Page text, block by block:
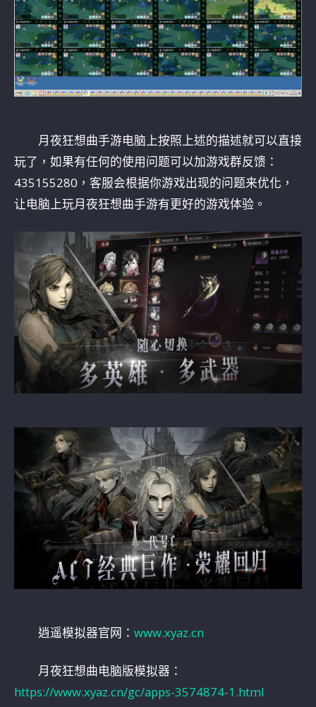
月夜狂想曲手游电脑上按照上述的描述就可以直接
玩了，如果有任何的使用问题可以加游戏群反馈：
435155280，客服会根据你游戏出现的问题来优化，
让电脑上玩月夜狂想曲手游有更好的游戏体验。
逍遥模拟器官网： www.xyaz.cn
月夜狂想曲电脑版模拟器：
https://www.xyaz.cn/gc/apps-3574874-1.html